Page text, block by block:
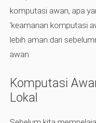
komputasi awan, apa
'keamanan komputasi
lebih aman dari
awan.
Komputasi
Lokal